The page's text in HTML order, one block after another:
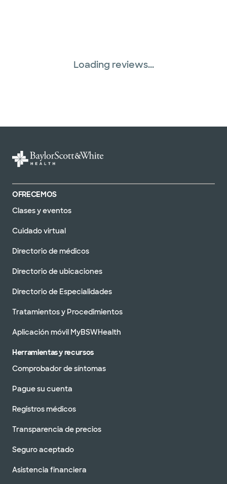
Loading reviews...
OFRECEMOS
Clases y eventos
Cuidado virtual
Directorio de médicos
Directorio de ubicaciones
Directorio de Especialidades
Tratamientos y Procedimientos
Aplicación móvil MyBSWHealth
Herramientas y recursos
Comprobador de síntomas
Pague su cuenta
Registros médicos
Transparencia de precios
Seguro aceptado
Asistencia financiera